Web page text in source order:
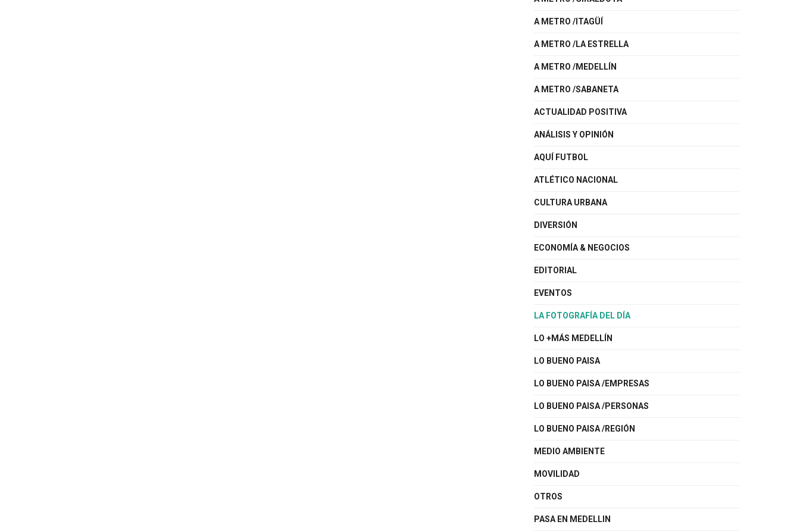
A METRO /ITAGÜÍ
A METRO /LA ESTRELLA
A METRO /MEDELLÍN
A METRO /SABANETA
ACTUALIDAD POSITIVA
ANÁLISIS Y OPINIÓN
AQUÍ FUTBOL
ATLÉTICO NACIONAL
CULTURA URBANA
DIVERSIÓN
ECONOMÍA & NEGOCIOS
EDITORIAL
EVENTOS
LA FOTOGRAFÍA DEL DÍA
LO +MÁS MEDELLÍN
LO BUENO PAISA
LO BUENO PAISA /EMPRESAS
LO BUENO PAISA /PERSONAS
LO BUENO PAISA /REGIÓN
MEDIO AMBIENTE
MOVILIDAD
OTROS
PASA EN MEDELLIN